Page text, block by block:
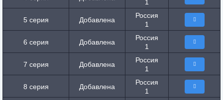
1
5 серия Добавлена
Россия
1
6 серия Добавлена
Россия
1
7 серия Добавлена
Россия
1
8 серия Добавлена
Россия
1